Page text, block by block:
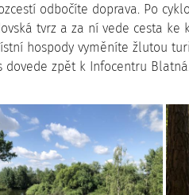
odbočíte doprava. Po
tvrz a za ní vede cesta
hospody vyměníte žlutou
dovede zpět k Infocentru Blatná.